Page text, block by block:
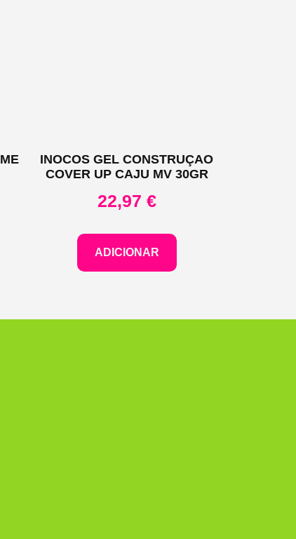
INOCOS GEL CONSTRUÇAO
COVER UP CAJU MV 30GR
22,97 €
ADICIONAR